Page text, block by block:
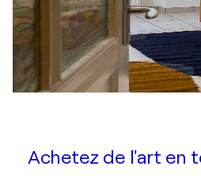
Achetez de l'art en